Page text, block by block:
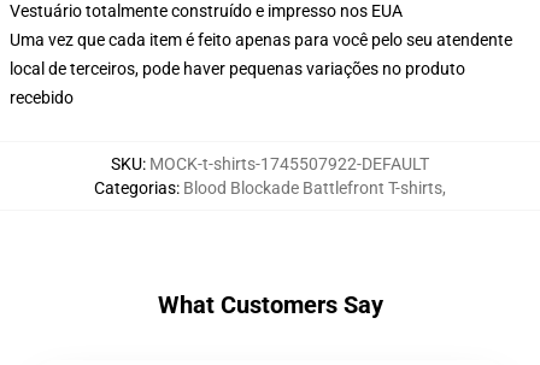
Vestuário totalmente construído e impresso nos EUA
Uma vez que cada item é feito apenas para você pelo seu atendente
local de terceiros, pode haver pequenas variações no produto
recebido
SKU: MOCK-t-shirts-1745507922-DEFAULT
Categorias: Blood Blockade Battlefront T-shirts,
What Customers Say